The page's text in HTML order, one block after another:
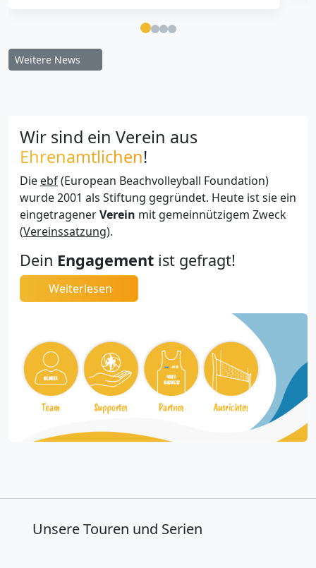
Weitere News
Wir sind ein Verein aus
Ehrenamtlichen!
Die ebf(European Beachvolleyball Foundation)
wurde 2001 als Stiftung gegründet. Heute ist sie ein
eingetragenerVerein mit gemeinnützigem Zweck
(Vereinssatzung).
Dein Engagement ist gefragt!
Weiterlesen
Unsere Touren und Serien